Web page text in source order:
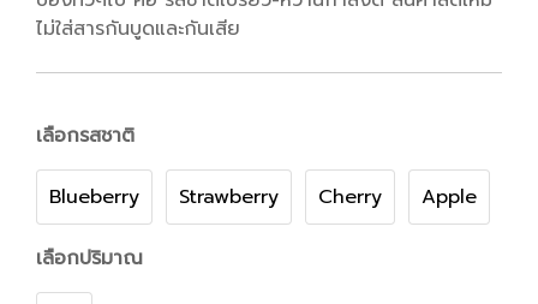
ไม่ใส่สารกันบูดและกันเสีย
เลือกรสชาติ
Blueberry Strawberry Cherry Apple
เลือกปริมาณ